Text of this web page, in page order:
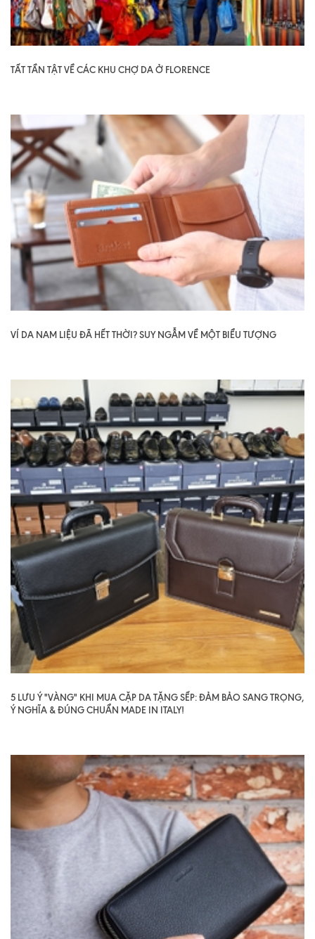
TẤT TẦN TẬT VỀ CÁC KHU CHỢ DA Ở FLORENCE
VÍ DA NAM LIỆU ĐÃ HẾT THỜI? SUY NGẪM VỀ MỘT BIỂU TƯỢNG
5 LƯU Ý "VÀNG" KHI MUA CẶP DA TẶNG SẾP: ĐẢM BẢO SANG TRỌNG,
Ý NGHĨA & ĐÚNG CHUẨN MADE IN ITALY!